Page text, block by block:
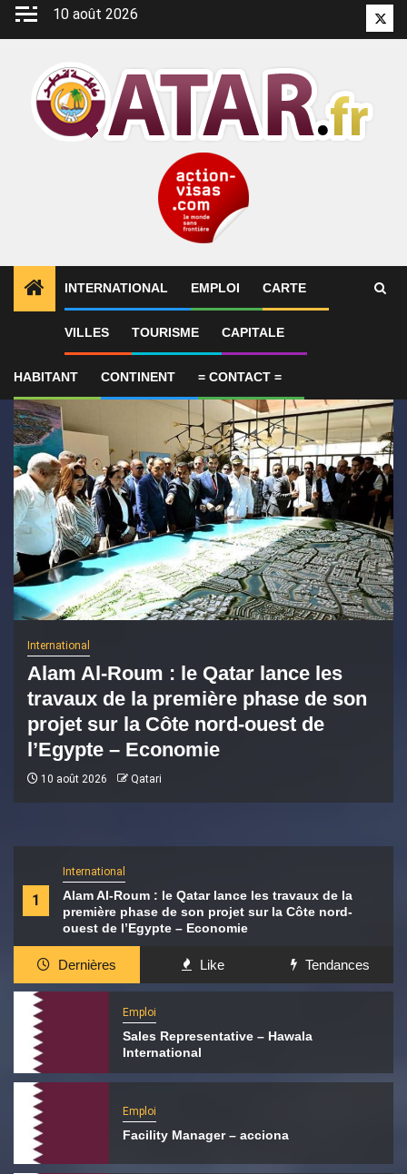
Aller
10 août 2026
INTERNATIONAL EMPLOI CARTE
VILLES TOURISME CAPITALE
HABITANT CONTINENT = CONTACT =
ALERTES INFO 1 Alam Al-Roum : le Qatar lance
1
International
Alam Al-Roum : le Qatar lance les travaux de la
première phase de son projet sur la Côte nord-
ouest de l’Egypte – Economie
International
Alam Al-Roum : le Qatar lance les
travaux de la première phase de son
projet sur la Côte nord-ouest de
l’Egypte – Economie
10 août 2026 Qatari
Dernières Like Tendances
Emploi
Sales Representative – Hawala
International
Emploi
Facility Manager – acciona